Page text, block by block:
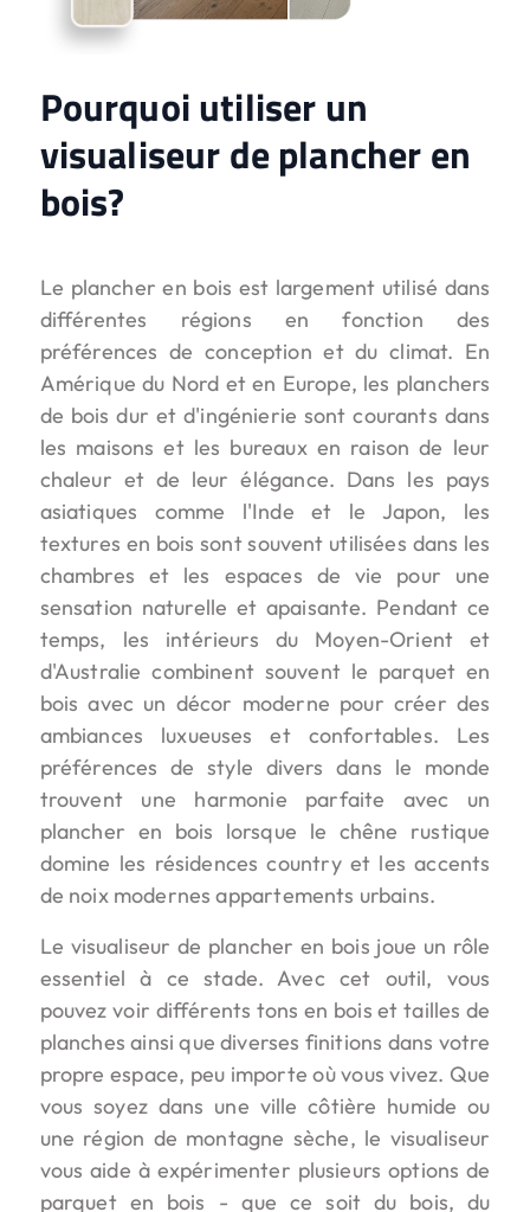
Pourquoi utiliser un
visualiseur de plancher en
bois?
Le plancher en bois est largement utilisé dans
différentes régions en fonction des
préférences de conception et du climat. En
Amérique du Nord et en Europe, les planchers
de bois dur et d'ingénierie sont courants dans
les maisons et les bureaux en raison de leur
chaleur et de leur élégance. Dans les pays
asiatiques comme l'Inde et le Japon, les
textures en bois sont souvent utilisées dans les
chambres et les espaces de vie pour une
sensation naturelle et apaisante. Pendant ce
temps, les intérieurs du Moyen-Orient et
d'Australie combinent souvent le parquet en
bois avec un décor moderne pour créer des
ambiances luxueuses et confortables. Les
préférences de style divers dans le monde
trouvent une harmonie parfaite avec un
plancher en bois lorsque le chêne rustique
domine les résidences country et les accents
de noix modernes appartements urbains.
Le visualiseur de plancher en bois joue un rôle
essentiel à ce stade. Avec cet outil, vous
pouvez voir différents tons en bois et tailles de
planches ainsi que diverses finitions dans votre
propre espace, peu importe où vous vivez. Que
vous soyez dans une ville côtière humide ou
une région de montagne sèche, le visualiseur
vous aide à expérimenter plusieurs options de
parquet en bois - que ce soit du bois, du